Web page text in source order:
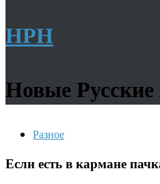
НРН
Новые
Разное
Если есть в кармане